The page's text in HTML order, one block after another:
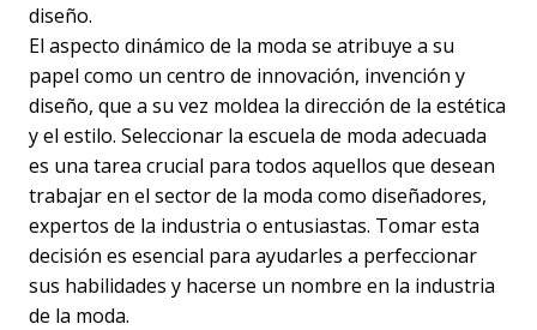
diseño.
El aspecto dinámico de la moda se atribuye a su
papel como un centro de innovación, invención y
diseño, que a su vez moldea la dirección de la estética
y el estilo. Seleccionar la escuela de moda adecuada
es una tarea crucial para todos aquellos que desean
trabajar en el sector de la moda como diseñadores,
expertos de la industria o entusiastas. Tomar esta
decisión es esencial para ayudarles a perfeccionar
sus habilidades y hacerse un nombre en la industria
de la moda.